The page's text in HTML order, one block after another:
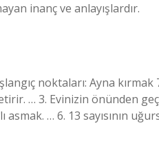
inanç ve anlayışlardır.
​​noktaları: Ayna kırmak
… 3. Evinizin önünden
… 6. 13 sayısının